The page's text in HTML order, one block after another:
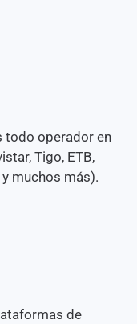
todo operador en
Tigo, ETB,
muchos más).
de